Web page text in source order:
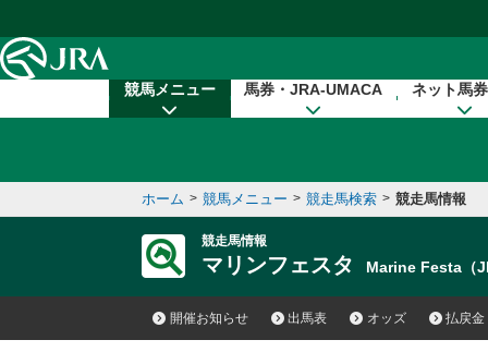
競馬メニュー 馬券・JRA-UMACA ネット馬
ホーム > 競馬メニュー > 競走馬検索 > 競走馬情報
競走馬情報
マリンフェスタ Marine Festa（
開催お知らせ 出馬表 オッズ 払戻金